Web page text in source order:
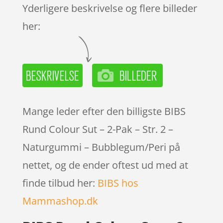
er
Yderligere beskrivelse og flere billeder
her:
Mange leder efter den billigste BIBS
Rund Colour Sut – 2-Pak – Str. 2 –
Naturgummi – Bubblegum/Peri på
nettet, og de ender oftest ud med at
finde tilbud her: BIBS hos
Mammashop.dk